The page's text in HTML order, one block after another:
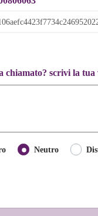
chiamato? scrivi la tua
Neutro